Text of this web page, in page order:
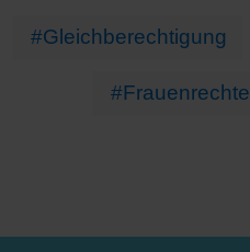
#Gleichberechtigung
#Frauenrechte